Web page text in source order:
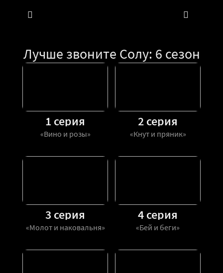
Лучше звоните Солу: 6 сезон
1 серия
«Вино и розы»
2 серия
«Кнут и пряник»
3 серия
«Молот и наковальня»
4 серия
«Бей и беги»